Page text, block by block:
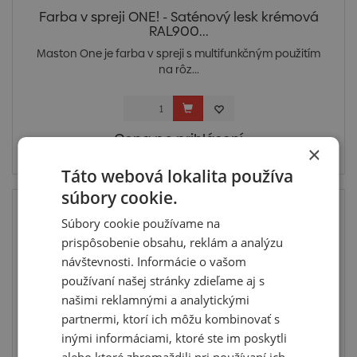
Farba v spreji ONE! - Saténový lesk krémová
RAL900...
Maston One je farba v spreji s multifunkčným použitím
na rôz...
Cena po prihlásení
×
Táto webová lokalita používa
súbory cookie.
Súbory cookie používame na
prispôsobenie obsahu, reklám a analýzu
návštevnosti. Informácie o vašom
používaní našej stránky zdieľame aj s
našimi reklamnými a analytickými
partnermi, ktorí ich môžu kombinovať s
inými informáciami, ktoré ste im poskytli